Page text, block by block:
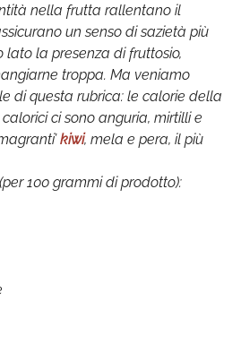
nella frutta rallentano il
un senso di sazietà più
lato la presenza di fruttosio,
troppa. Ma veniamo
di questa rubrica: le calorie della
ci sono anguria, mirtilli e
kiwi, mela e pera, il più
100 grammi di prodotto):